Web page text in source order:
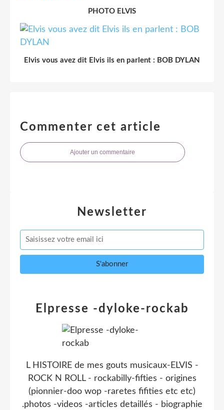
PHOTO ELVIS
Elvis vous avez dit Elvis ils en parlent : BOB DYLAN
Commenter cet article
Ajouter un commentaire
Newsletter
Elpresse -dyloke-rockab
L HISTOIRE de mes gouts musicaux-ELVIS -
ROCK N ROLL - rockabilly-fifties - origines
(pionnier-doo wop -raretes fifities etc etc)
.photos -videos -articles detaillés - biographie